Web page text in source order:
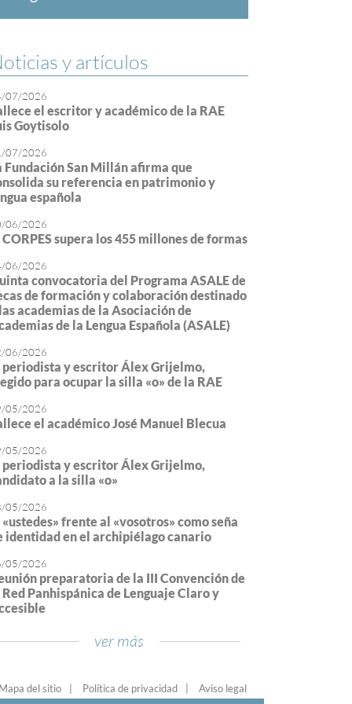
y artículos
07/2026
el escritor y académico de la RAE
Goytisolo
07/2026
Fundación San Millán afirma que
su referencia en patrimonio y
española
06/2026
CORPES supera los 455 millones de formas
06/2026
convocatoria del Programa ASALE de
de formación y colaboración destinado
academias de la Asociación de
de la Lengua Española (ASALE)
06/2026
periodista y escritor Álex Grijelmo,
para ocupar la silla «o» de la RAE
05/2026
el académico José Manuel Blecua
05/2026
periodista y escritor Álex Grijelmo,
a la silla «o»
05/2026
«ustedes» frente al «vosotros» como seña
identidad en el archipiélago canario
05/2026
preparatoria de la III Convención de
Red Panhispánica de Lenguaje Claro y
ver más
Mapa del sitio Política de privacidad Aviso legal